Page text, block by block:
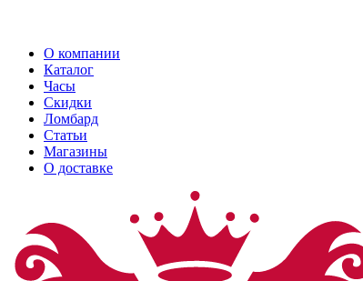
О компании
Каталог
Часы
Скидки
Ломбард
Статьи
Магазины
О доставке